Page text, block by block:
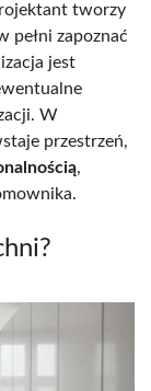
tworzy
pełni zapoznać
jest
W
przestrzeń,
,